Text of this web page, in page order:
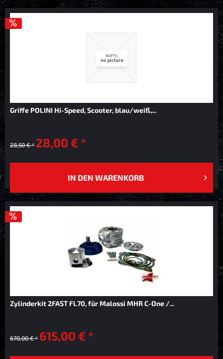
Griffe POLINI Hi-Speed, Scooter, blau/weiß,...
28,50 € * 28,00 € *
IN DEN WARENKORB
Zylinderkit 2FAST FL70, für Malossi MHR C-One /...
670,00 € * 615,00 € *